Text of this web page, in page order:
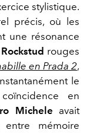
stylistique.
précis, où les
une résonance
Rockstud rouges
en Prada 2,
le
en
Michele avait
mémoire